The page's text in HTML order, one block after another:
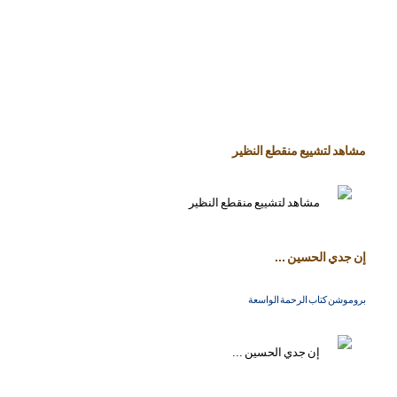
مشاهد لتشييع منقطع النظير
إن جدي الحسين ...
بروموشن كتاب الرحمة الواسعة